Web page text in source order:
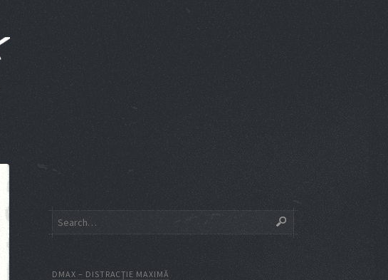
DMAX – DISTRACŢIE MAXIMĂ